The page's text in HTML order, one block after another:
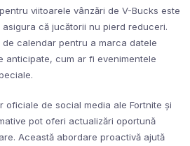
viitoarele vânzări de V-Bucks este
că jucătorii nu pierd reduceri.
calendar pentru a marca datele
anticipate, cum ar fi evenimentele
oficiale de social media ale Fortnite și
pot oferi actualizări oportună
Această abordare proactivă ajută